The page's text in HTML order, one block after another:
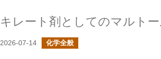
キレート剤としてのマルト
2026-07-14 化学全般